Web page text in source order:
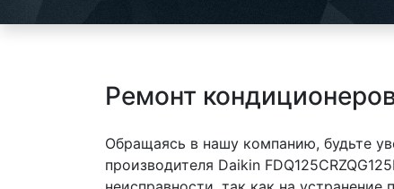
Ремонт
Обращаясь в нашу компанию, будьте
производителя Daikin